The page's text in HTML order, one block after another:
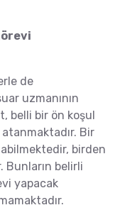
de
uzmanının
belli bir ön koşul
Bir
birden
belirli
yapacak